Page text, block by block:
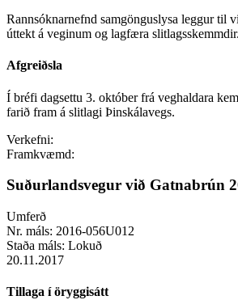
Rannsóknarnefnd samgönguslysa leggur til
úttekt á veginum og lagfæra slitlagsskemmdir.
Afgreiðsla
Í bréfi dagsettu 3. október frá veghaldara
farið fram á slitlagi Þinskálavegs.
Verkefni:
Framkvæmd:
Suðurlandsvegur við Gatnabrún
Umferð
Nr. máls: 2016-056U012
Staða máls: Lokuð
20.11.2017
Tillaga í öryggisátt